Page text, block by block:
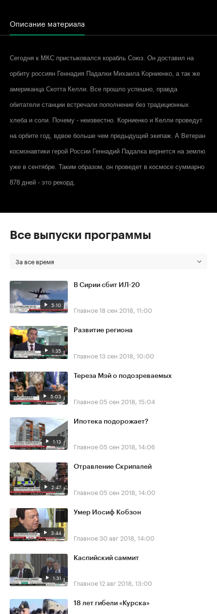
Описание материала
Сегодня к МКС пристыковался корабль Союз. Он доставил на
орбиту россиян Геннадия Падалки Михаила Корниенко, а так же
американца Скотта Келли. Все прошло успешно, правда
обитатели станции встречали пополнение без традиционных
хлеба и соли. Почему - неизвестно. Корниенко и Келли проведут
на орбите год, вдвое больше чем предыдущий экипаж. А Ветеран
космонавтики герой России Геннадий Падалка вернется на землю
уже в сентябре. Таким образом, он проведет в космосе суммарно
878 дней - это рекорд.
Все выпуски программы
За все время
5:10
В Сирии сбит ИЛ-20
Главное18 сен 2018, 11:00
1:35
Развитие региона
Главное13 сен 2018, 10:00
5:03
Тереза Мэй о подозреваемых
Главное 05 сен 2018, 15:04
1:13
Ипотека подорожает?
Главное 05 сен 2018, 14:06
2:47
Отравление Скрипалей
Главное 05 сен 2018, 14:00
3:44
Умер Иосиф Кобзон
Главное30 авг 2018, 14:00
1:31
Каспийский саммит
Главное12 авг 2018, 13:00
18 лет гибели «Курска»